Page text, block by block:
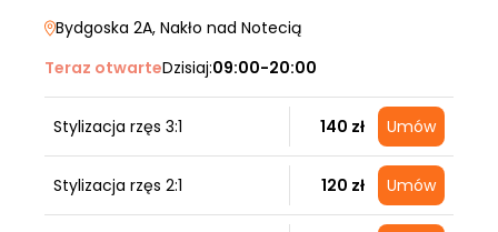
Bydgoska 2A, Nakło nad Notecią
Teraz otwarteDzisiaj:09:00-20:00
Stylizacja rzęs 3:1 140 zł Umów
Stylizacja rzęs 2:1 120 zł Umów